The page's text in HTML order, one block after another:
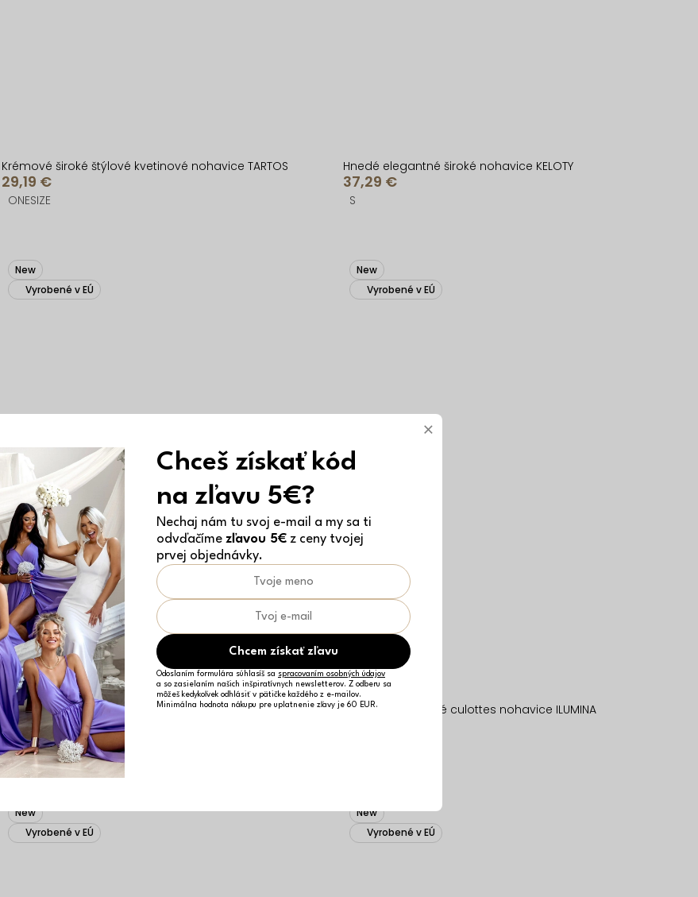
Krémové široké štýlové kvetinové nohavice TARTOS
29,19 €
ONESIZE
Hnedé elegantné široké nohavice KELOTY
37,29 €
S
New
Vyrobené v EÚ
Čierne elegantné široké nohavice KELOTY
37,29 €
S M L
New
Vyrobené v EÚ
Biele ľanové voľné culottes nohavice ILUMINA
New
Vyrobené v EÚ
New
Vyrobené v EÚ
×
Chceš získať kód
na zľavu 5€?
Nechaj nám tu svoj e-mail a my sa ti
odvďačíme zľavou 5€ z ceny tvojej
prvej objednávky.
Chcem získať zľavu
Odoslaním formulára súhlasíš sa spracovaním osobných údajov
a so zasielaním našich inšpiratívnych newsletterov. Z odberu sa
môžeš kedykoľvek odhlásiť v pätičke každého z e-mailov.
Minimálna hodnota nákupu pre uplatnenie zľavy je 60 EUR.